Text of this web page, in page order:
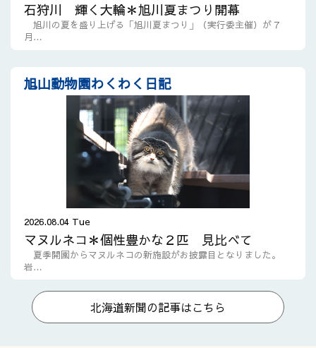
石狩川 輝く大輪＊旭川夏まつり開幕
旭川の夏を盛り上げる「旭川夏まつり」（実行委主催）が７
月…
旭山動物園わくわく日記
2026.08.04 Tue
マヌルネコ＊個性豊かな２匹 見比べて
夏季開園からマヌルネコの新施設がお披露目となりました。
岩…
北海道新聞の記事はこちら